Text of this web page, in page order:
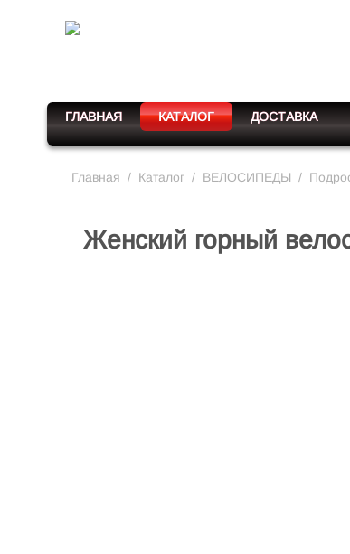
ГЛАВНАЯ КАТАЛОГ ДОСТАВКА
Главная / Каталог / ВЕЛОСИПЕДЫ /
Женский горный